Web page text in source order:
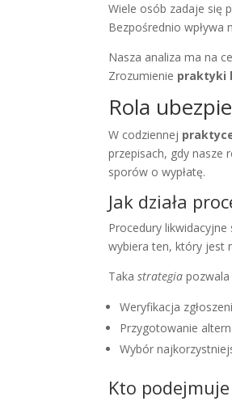
Wiele osób zadaje się
Bezpośrednio wpływa
Nasza analiza ma na
Zrozumienie praktyki
Rola
W codziennej
przepisach, gdy nasze
sporów o wypłatę.
Jak działa
Procedury
wybiera ten, który jest
Takastrategia pozwala
Weryfikacja
Przygotowanie
Wybór
Kto